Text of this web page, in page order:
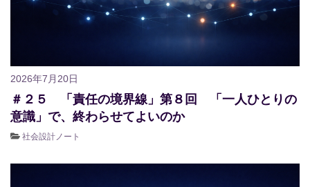
2026年7月20日
＃２５ 「責任の境界線」第８回 「一人ひとりの
意識」で、終わらせてよいのか
社会設計ノート